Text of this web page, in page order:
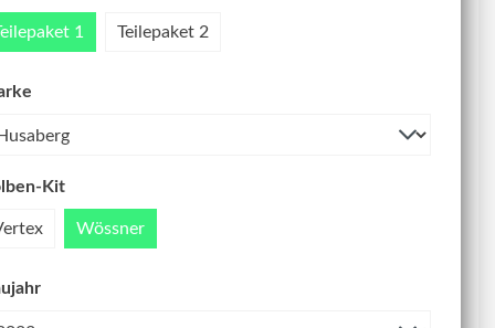
1 Teilepaket 2
Kit
Wössner